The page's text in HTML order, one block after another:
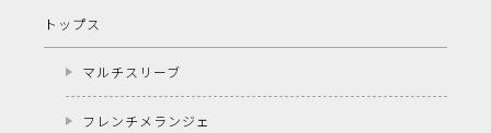
トップス
マルチスリーブ
フレンチメランジェ